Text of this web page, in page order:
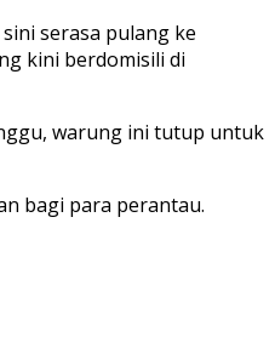
serasa pulang ke
kini berdomisili di
warung ini tutup untuk
bagi para perantau.